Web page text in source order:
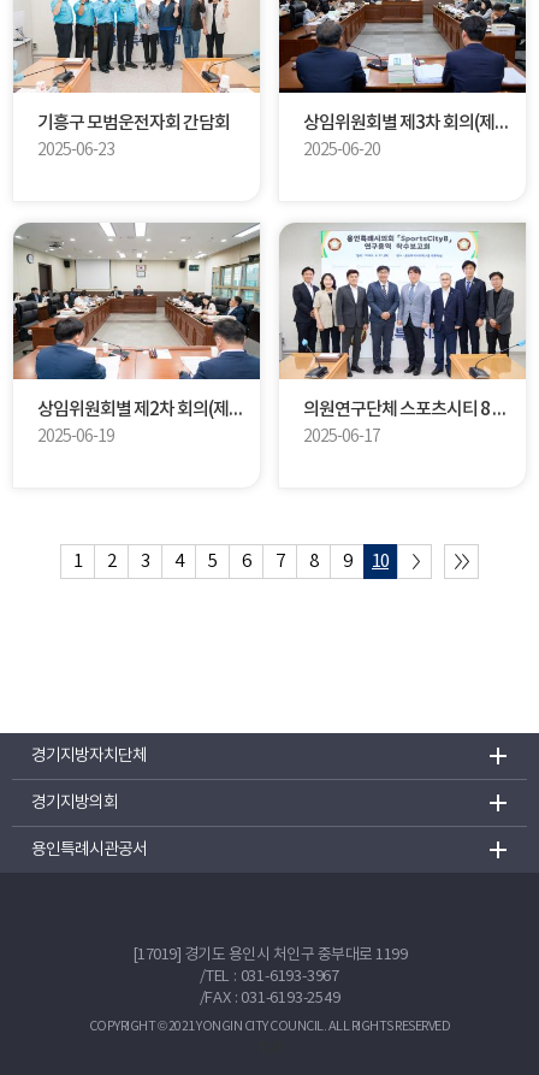
기흥구 모범운전자회 간담회
2025-06-23
상임위원회별 제3차 회의(제293회 제1차 정례회)
2025-06-20
상임위원회별 제2차 회의(제293회 제1차 정례회)
2025-06-19
의원연구단체 스포츠시티 8 연구용역 착수보고회
2025-06-17
1 2 3 4 5 6 7 8 9 10
경기지방자치단체
경기지방의회
용인특례시관공서
[17019] 경기도 용인시 처인구 중부대로 1199
/TEL : 031-6193-3967
/FAX : 031-6193-2549
COPYRIGHT © 2021 YONGIN CITY COUNCIL. ALL RIGHTS RESERVED